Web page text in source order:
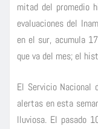
mitad del promedio
evaluaciones del
en el sur, acumula
que va del mes; el
El Servicio Nacional
alertas en esta
lluviosa. El pasado